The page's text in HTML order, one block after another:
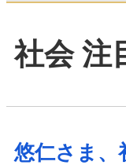
社会 注
悠仁さま、